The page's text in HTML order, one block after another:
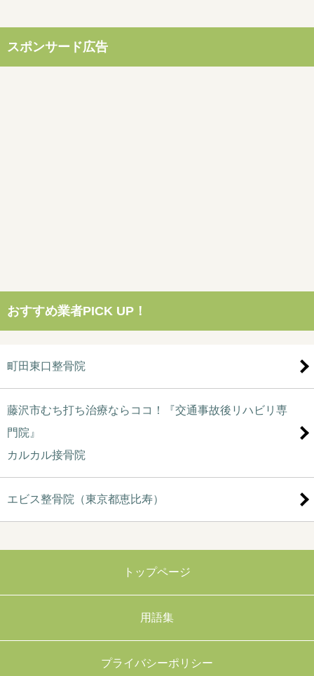
スポンサード広告
おすすめ業者PICK UP！
町田東口整骨院
藤沢市むち打ち治療ならココ！『交通事故後リハビリ専
門院』
カルカル接骨院
エビス整骨院（東京都恵比寿）
トップページ
用語集
プライバシーポリシー